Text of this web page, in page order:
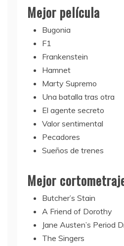
Mejor película
Bugonia
F1
Frankenstein
Hamnet
Marty Supremo
Una batalla tras otra
El agente secreto
Valor sentimental
Pecadores
Sueños de trenes
Mejor
Butcher’s Stain
A Friend of Dorothy
Jane Austen’s Period
The Singers